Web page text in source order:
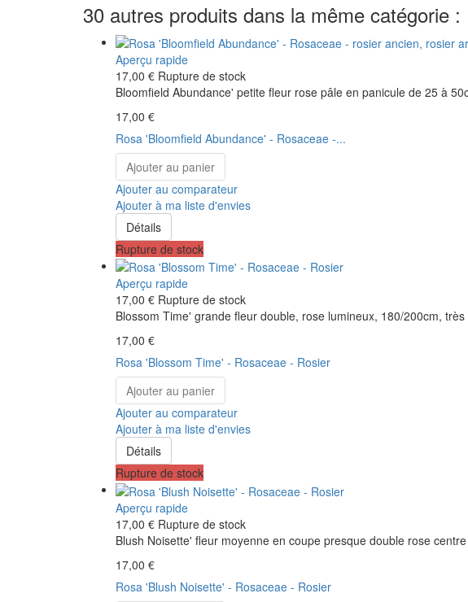
30 autres produits dans la même catégorie :
Aperçu rapide
17,00 € Rupture de stock
Bloomfield Abundance' petite fleur rose pâle en panicule de 25 à
17,00 €
Rosa 'Bloomfield Abundance' - Rosaceae -...
Ajouter au panier
Ajouter au comparateur
Ajouter à ma liste d'envies
Détails
Rupture de stock
Aperçu rapide
17,00 € Rupture de stock
Blossom Time' grande fleur double, rose lumineux, 180/200cm,
17,00 €
Rosa 'Blossom Time' - Rosaceae - Rosier
Ajouter au panier
Ajouter au comparateur
Ajouter à ma liste d'envies
Détails
Rupture de stock
Aperçu rapide
17,00 € Rupture de stock
Blush Noisette' fleur moyenne en coupe presque double rose
17,00 €
Rosa 'Blush Noisette' - Rosaceae - Rosier